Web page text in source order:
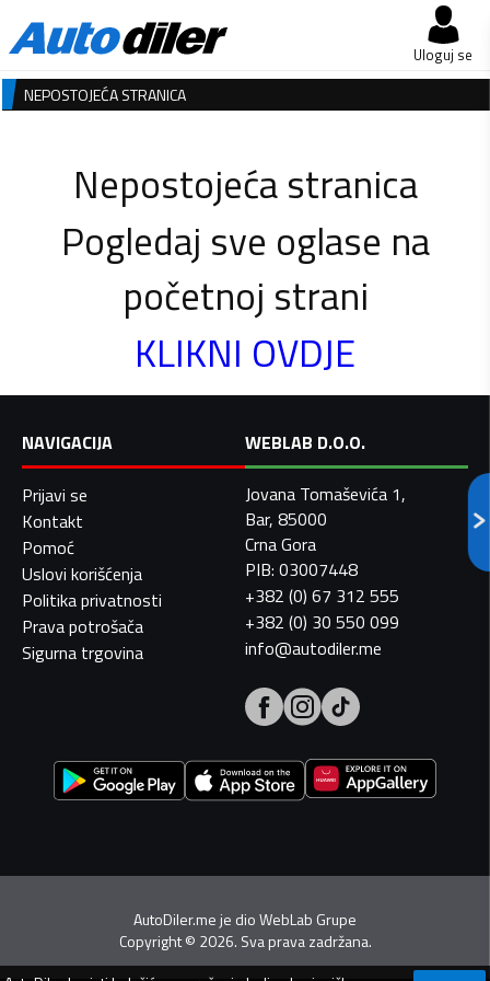
Uloguj se
NEPOSTOJEĆA STRANICA
Nepostojeća stranica
Pogledaj sve oglase na
početnoj strani
KLIKNI OVDJE
NAVIGACIJA
Prijavi se
Kontakt
Pomoć
Uslovi korišćenja
Politika privatnosti
Prava potrošača
Sigurna trgovina
WEBLAB D.O.O.
Jovana Tomaševića 1,
Bar, 85000
Crna Gora
PIB: 03007448
+382 (0) 67 312 555
+382 (0) 30 550 099
info@autodiler.me
AutoDiler.me je dioWebLab Grupe
Copyright© 2026. Sva prava zadržana.